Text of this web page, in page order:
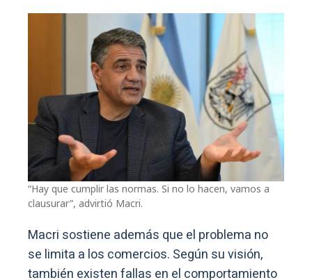
“Hay que cumplir las normas. Si no lo hacen, vamos a
clausurar”, advirtió Macri.
Macri sostiene además que el problema no
se limita a los comercios. Según su visión,
también existen fallas en el comportamiento